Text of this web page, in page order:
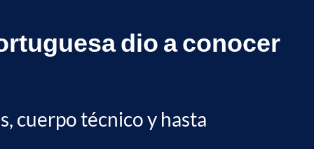
dio a conocer
cuerpo técnico y hasta